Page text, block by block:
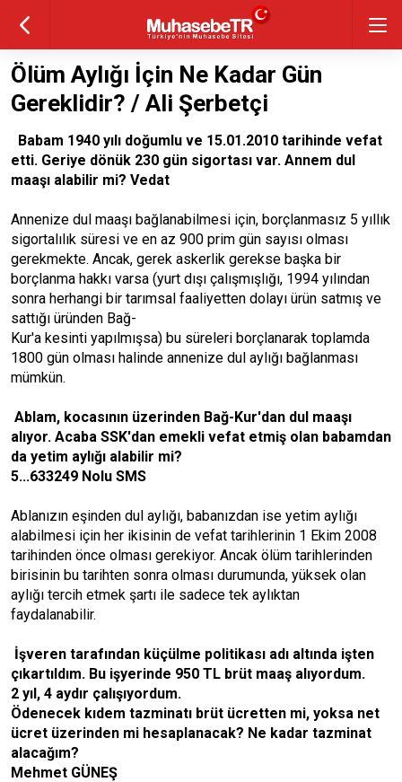
Ölüm Aylığı İçin Ne Kadar Gün
Gereklidir? / Ali Şerbetçi
Babam 1940 yılı doğumlu ve 15.01.2010 tarihinde vefat
etti. Geriye dönük 230 gün sigortası var. Annem dul
maaşı alabilir mi? Vedat
Annenize dul maaşı bağlanabilmesi için, borçlanmasız 5 yıllık
sigortalılık süresi ve en az 900 prim gün sayısı olması
gerekmekte. Ancak, gerek askerlik gerekse başka bir
borçlanma hakkı varsa (yurt dışı çalışmışlığı, 1994 yılından
sonra herhangi bir tarımsal faaliyetten dolayı ürün satmış ve
sattığı üründen Bağ-
Kur'a kesinti yapılmışsa) bu süreleri borçlanarak toplamda
1800 gün olması halinde annenize dul aylığı bağlanması
mümkün.
Ablam, kocasının üzerinden Bağ-Kur'dan dul maaşı
alıyor. Acaba SSK'dan emekli vefat etmiş olan babamdan
da yetim aylığı alabilir mi?
5...633249 Nolu SMS
Ablanızın eşinden dul aylığı, babanızdan ise yetim aylığı
alabilmesi için her ikisinin de vefat tarihlerinin 1 Ekim 2008
tarihinden önce olması gerekiyor. Ancak ölüm tarihlerinden
birisinin bu tarihten sonra olması durumunda, yüksek olan
aylığı tercih etmek şartı ile sadece tek aylıktan
faydalanabilir.
İşveren tarafından küçülme politikası adı altında işten
çıkartıldım. Bu işyerinde 950 TL brüt maaş alıyordum.
2 yıl, 4 aydır çalışıyordum.
Ödenecek kıdem tazminatı brüt ücretten mi, yoksa net
ücret üzerinden mi hesaplanacak? Ne kadar tazminat
alacağım?
Mehmet GÜNEŞ